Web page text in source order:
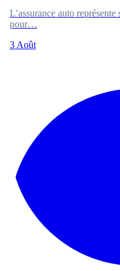
L’assurance auto
pour…
3 Août